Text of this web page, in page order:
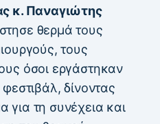
κ. Παναγιώτης
θερμά τους
τους
όσοι εργάστηκαν
δίνοντας
τη συνέχεια και